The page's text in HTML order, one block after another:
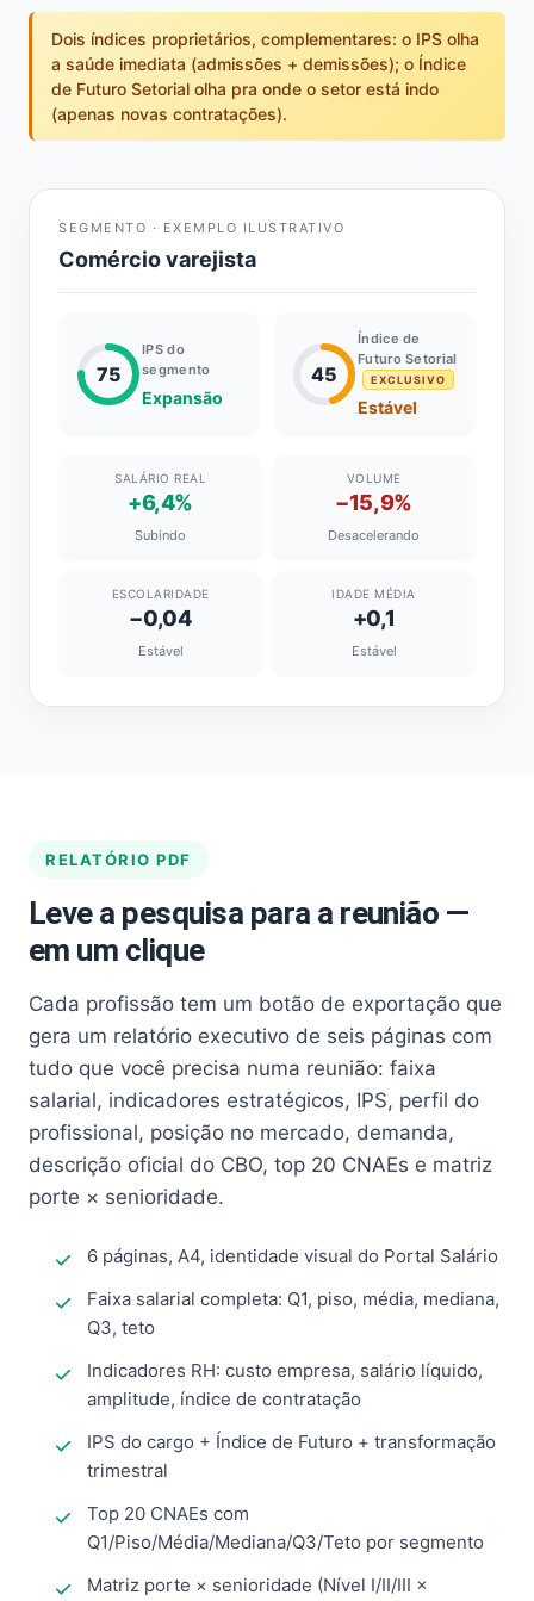
Dois índices proprietários, complementares: o IPS olha
a saúde imediata (admissões + demissões); o Índice
de Futuro Setorial olha pra onde o setor está indo
(apenas novas contratações).
SEGMENTO · EXEMPLO ILUSTRATIVO
Comércio varejista
75
IPS do
segmento
Expansão
45
Índice de
Futuro Setorial
EXCLUSIVO
Estável
SALÁRIO REAL
+6,4%
Subindo
VOLUME
−15,9%
Desacelerando
ESCOLARIDADE
−0,04
Estável
IDADE MÉDIA
+0,1
Estável
RELATÓRIO PDF
Leve a pesquisa para a reunião —
em um clique
Cada profissão tem um botão de exportação que
gera um relatório executivo de seis páginas com
tudo que você precisa numa reunião: faixa
salarial, indicadores estratégicos, IPS, perfil do
profissional, posição no mercado, demanda,
descrição oficial do CBO, top 20 CNAEs e matriz
porte × senioridade.
6 páginas, A4, identidade visual do Portal Salário
Faixa salarial completa: Q1, piso, média, mediana,
Q3, teto
Indicadores RH: custo empresa, salário líquido,
amplitude, índice de contratação
IPS do cargo + Índice de Futuro + transformação
trimestral
Top 20 CNAEs com
Q1/Piso/Média/Mediana/Q3/Teto por segmento
Matriz porte × senioridade (Nível I/II/III ×